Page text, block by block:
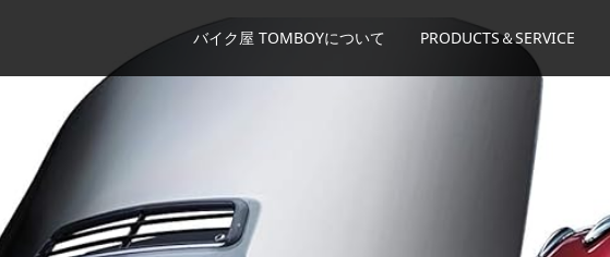
バイク屋 TOMBOYについて PRODUCTS＆SERVICE